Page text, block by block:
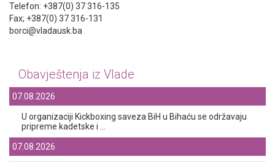
Telefon: +387(0) 37 316-135
Fax; +387(0) 37 316-131
borci@vladausk.ba
Obavještenja iz Vlade
07.08.2026
U organizaciji Kickboxing saveza BiH u Bihaću se održavaju
pripreme kadetske i ...
07.08.2026